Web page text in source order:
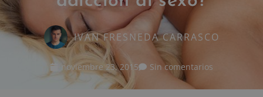
IVAN FRESNEDA CARRASCO
noviembre 23, 2015 Sin comentarios